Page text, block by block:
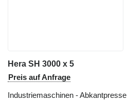
Hera SH 3000 x 5
Preis auf Anfrage
Industriemaschinen - Abkantpresse